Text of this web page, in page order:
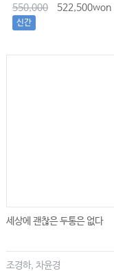
550,000
522,500won
신간
세상에 괜찮은 두통은 없다
조경하, 차윤경